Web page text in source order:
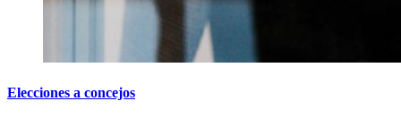
Elecciones a concejos